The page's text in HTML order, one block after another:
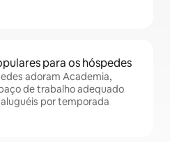
para os hóspedes
adoram Academia,
de trabalho adequado
por temporada